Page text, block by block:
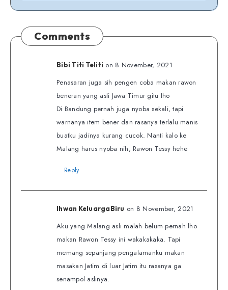
Comments
Bibi Titi Teliti on 8 November, 2021
Penasaran juga sih pengen coba makan rawon
beneran yang asli Jawa Timur gitu lho
Di Bandung pernah juga nyoba sekali, tapi
warnanya item bener dan rasanya terlalu manis
buatku jadinya kurang cucok. Nanti kalo ke
Malang harus nyoba nih, Rawon Tessy hehe
Reply
Ihwan KeluargaBiru on 8 November, 2021
Aku yang Malang asli malah belum pernah lho
makan Rawon Tessy ini wakakakaka. Tapi
memang sepanjang pengalamanku makan
masakan Jatim di luar Jatim itu rasanya ga
senampol aslinya.